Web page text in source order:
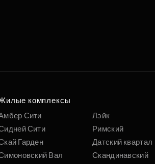
комплексы
Сити
Сити
Гарден
Вал
Лэйк
Римский
Датский квартал
Скандинавский